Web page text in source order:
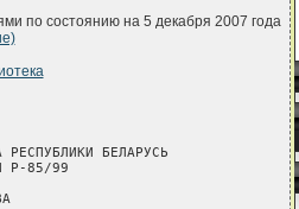
по состоянию на 5 декабря 2007 года
РЕСПУБЛИКИ БЕЛАРУСЬ
Р-85/99